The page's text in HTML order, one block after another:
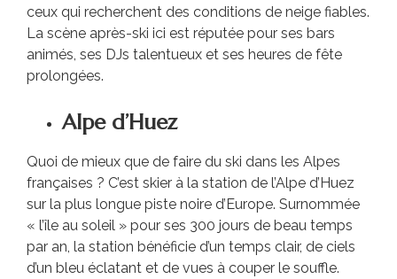
ceux qui recherchent des conditions de neige fiables.
La scène après-ski ici est réputée pour ses bars
animés, ses DJs talentueux et ses heures de fête
prolongées.
Alpe d’Huez
Quoi de mieux que de faire du ski dans les Alpes
françaises ? C’est skier à la station de l’Alpe d’Huez
sur la plus longue piste noire d’Europe. Surnommée
« l’île au soleil » pour ses 300 jours de beau temps
par an, la station bénéficie d’un temps clair, de ciels
d’un bleu éclatant et de vues à couper le souffle.